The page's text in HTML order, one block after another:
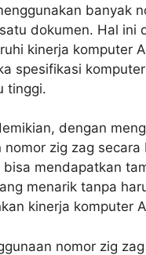
banyak
dokumen. Hal ini
kinerja komputer
spesifikasi
tinggi.
dengan
nomor zig zag secara
mendapatkan
menarik tanpa
kinerja komputer
nomor zig